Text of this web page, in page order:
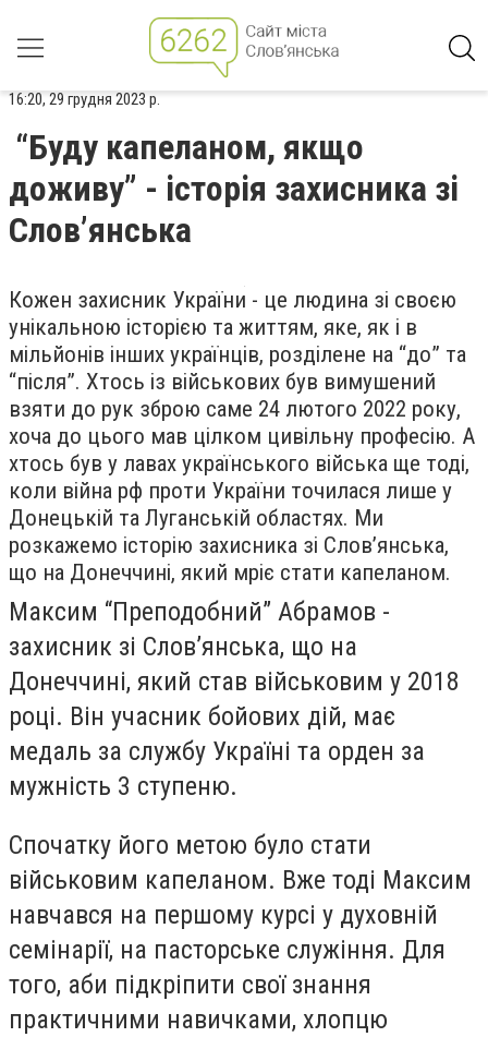
16:20, 29 грудня 2023 р.
“Буду капеланом, якщо
доживу” - історія захисника зі
Словʼянська
Кожен захисник України - це людина зі своєю
унікальною історією та життям, яке, як і в
мільйонів інших українців, розділене на “до” та
“після”. Хтось із військових був вимушений
взяти до рук зброю саме 24 лютого 2022 року,
хоча до цього мав цілком цивільну професію. А
хтось був у лавах українського війська ще тоді,
коли війна рф проти України точилася лише у
Донецькій та Луганській областях. Ми
розкажемо історію захисника зі Словʼянська,
що на Донеччині, який мріє стати капеланом.
Максим “Преподобний” Абрамов -
захисник зі Словʼянська, що на
Донеччині, який став військовим у 2018
році. Він учасник бойових дій, має
медаль за службу Україні та орден за
мужність 3 ступеню.
Спочатку його метою було стати
військовим капеланом. Вже тоді Максим
навчався на першому курсі у духовній
семінарії, на пасторське служіння. Для
того, аби підкріпити свої знання
практичними навичками, хлопцю